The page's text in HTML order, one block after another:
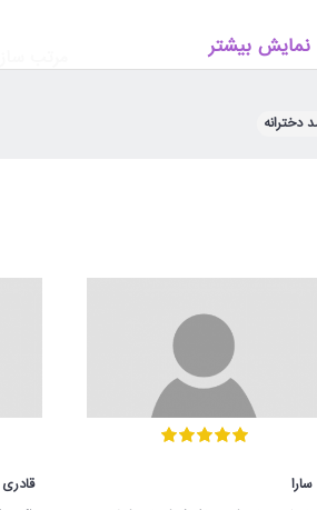
شد عکسش را براتون می فرستم
که زیرش میز تحریر دارد و بالایش تخت است
امور مشتریان تماس بگیرید و نمونه ها را
نمایش بیشتر
سارا قادری